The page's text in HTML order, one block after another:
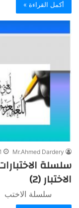
أكمل القراءة »
Mr.Ahmed Dardery
سلسلة
الاختبار (2)
سلسلة الاختب